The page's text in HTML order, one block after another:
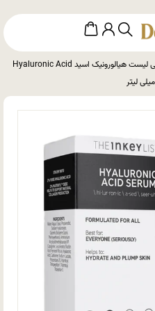
/ سرم پوست دی اینکی لیست هیالورونیک اسید Hyaluronic Acid